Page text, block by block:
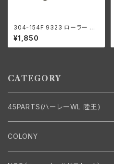
304-154F 9323 ローラー 左
側 +0004 オーバーサイズ 24
個入り スプロケットシャフト側
ハーレーダビッドソン 1929-73
¥1,850
CATEGORY
45PARTS(ハーレーWL 陸王)
エンジン
COLONY